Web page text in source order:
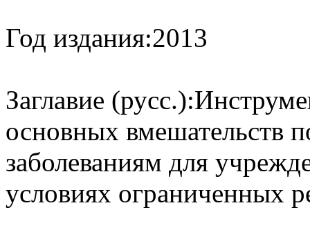
Год издания:2013
Заглавие (русс.):
основных вмешательств
заболеваниям для
условиях ограниченных